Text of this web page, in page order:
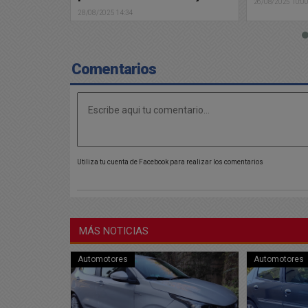
26/08/2025 10:00 26/08/2025 06:22
Comentarios
Utiliza tu cuenta de Facebook para realizar los comentarios
MÁS NOTICIAS
Automotores Automotores